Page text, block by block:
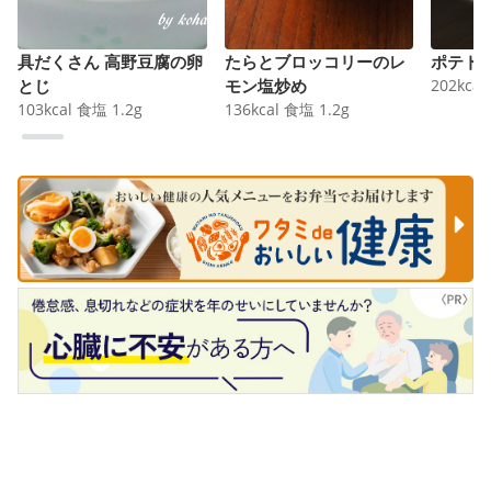
具だくさん 高野豆腐の卵
とじ
103kcal 食塩 1.2g
たらとブロッコリーのレ
モン塩炒め
136kcal 食塩 1.2g
ポテト
202kcal